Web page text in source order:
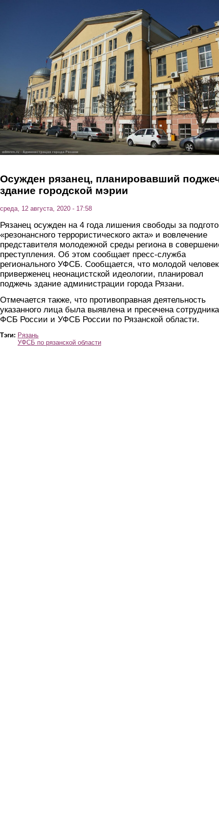
Осужден рязанец, планировавший
здание городской мэрии
среда, 12 августа, 2020 - 17:58
Рязанец осужден на 4 года лишения свободы за
«резонансного террористического акта» и вовлечение
представителя молодежной среды региона в
преступления. Об этом сообщает пресс-служба
регионального УФСБ. Сообщается, что молодой
приверженец неонацистской идеологии, планировал
поджечь здание администрации города Рязани.
Отмечается также, что противоправная деятельность
указанного лица была выявлена и пресечена
ФСБ России и УФСБ России по Рязанской области.
Тэги: Рязань
УФСБ по рязанской области